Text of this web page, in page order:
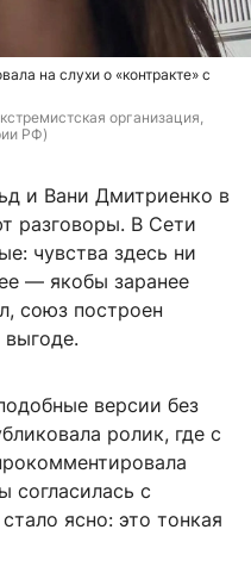
на слухи о «контракте» с
организация,
РФ)
и Вани Дмитриенко в
разговоры. В Сети
чувства здесь ни
— якобы заранее
союз построен
версии без
ролик, где с
согласилась с
ясно: это тонкая